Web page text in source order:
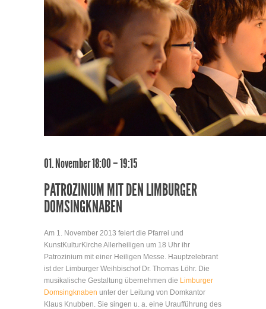
01. November 18:00 – 19:15
PATROZINIUM MIT DEN LIMBURGER
DOMSINGKNABEN
Am 1. November 2013 feiert die Pfarrei und
KunstKulturKirche Allerheiligen um 18 Uhr ihr
Patrozinium mit einer Heiligen Messe. Hauptzelebrant
ist der Limburger Weihbischof Dr. Thomas Löhr. Die
musikalische Gestaltung übernehmen die Limburger
Domsingknaben unter der Leitung von Domkantor
Klaus Knubben. Sie singen u. a. eine Uraufführung des